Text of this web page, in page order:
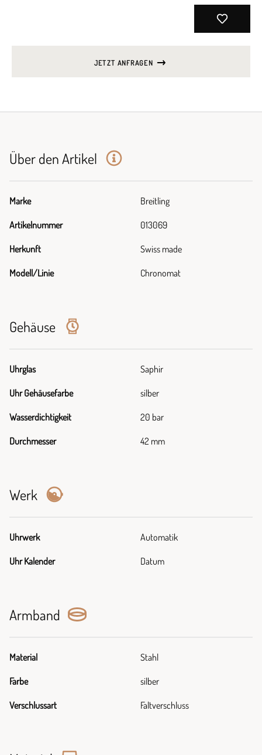
JETZT ANFRAGEN
Über den Artikel
Marke Breitling
Artikelnummer 013069
Herkunft Swiss made
Modell/Linie Chronomat
Gehäuse
Uhrglas Saphir
Uhr Gehäusefarbe silber
Wasserdichtigkeit 20 bar
Durchmesser 42 mm
Werk
Uhrwerk Automatik
Uhr Kalender Datum
Armband
Material Stahl
Farbe silber
Verschlussart Faltverschluss